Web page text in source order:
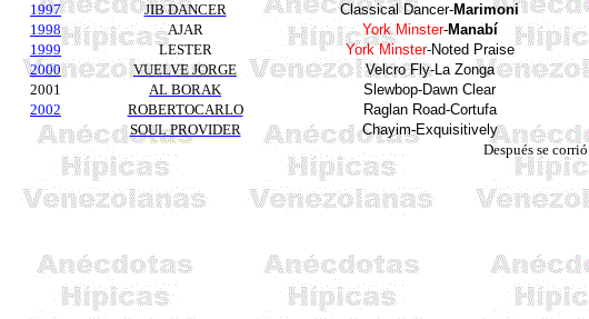
1997
JIB DANCER Classical Dancer-Marimoni
1998
AJAR YorkMinster-Manabí
1999
LESTER York Minster-Noted Praise
2000
VUELVE JORGE Velcro Fly-La Zonga
2001
AL BORAK Slewbop-Dawn Clear
2002
ROBERTOCARLO Raglan Road-Cortufa
SOUL PROVIDER
Chayim-Exquisitively
Después se